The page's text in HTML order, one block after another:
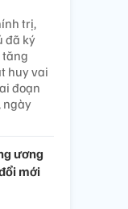
trị,
đã ký
tăng
huy vai
đoạn
ngày
ương
mới